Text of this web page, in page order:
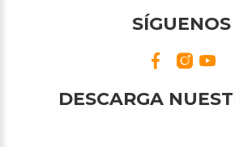
SÍGUENOS
DESCARGA